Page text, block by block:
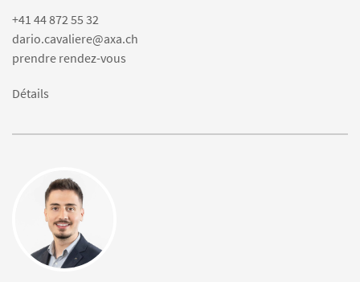
+41 44 872 55 32
dario.cavaliere@axa.ch
prendre rendez-vous
Détails